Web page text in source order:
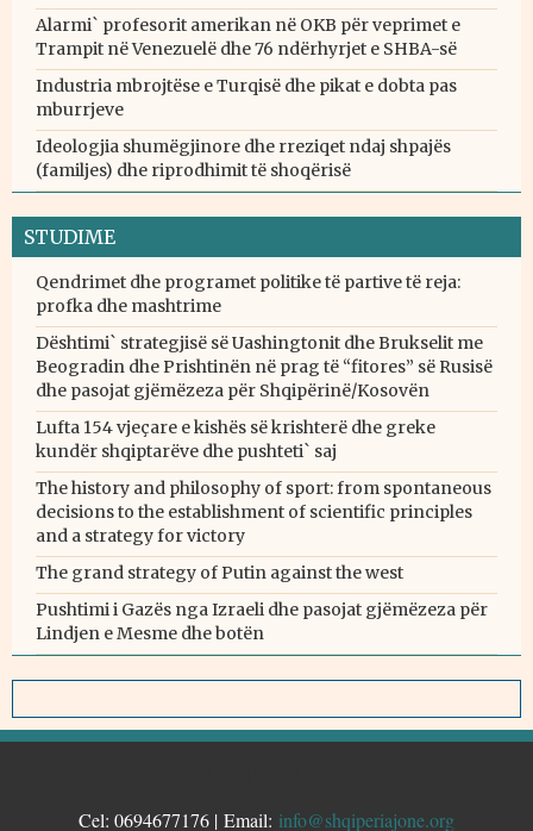
Alarmi` profesorit amerikan në OKB për veprimet e
Trampit në Venezuelë dhe 76 ndërhyrjet e SHBA-së
Industria mbrojtëse e Turqisë dhe pikat e dobta pas
mburrjeve
Ideologjia shumëgjinore dhe rreziqet ndaj shpajës
(familjes) dhe riprodhimit të shoqërisë
STUDIME
Qendrimet dhe programet politike të partive të reja:
profka dhe mashtrime
Dështimi` strategjisë së Uashingtonit dhe Brukselit me
Beogradin dhe Prishtinën në prag të “fitores” së Rusisë
dhe pasojat gjëmëzeza për Shqipërinë/Kosovën
Lufta 154 vjeçare e kishës së krishterë dhe greke
kundër shqiptarëve dhe pushteti` saj
The history and philosophy of sport: from spontaneous
decisions to the establishment of scientific principles
and a strategy for victory
The grand strategy of Putin against the west
Pushtimi i Gazës nga Izraeli dhe pasojat gjëmëzeza për
Lindjen e Mesme dhe botën
Cel: 0694677176 | Email: info@shqiperiajone.org